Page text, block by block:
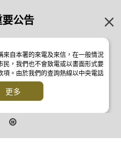
要公告
來自本署的來電及來信，在一般情況
民，我們也不會致電或以書面形式要
項。由於我們的查詢熱線以中央電話
示電話號碼 2835 2500 。如有疑
方反詐騙協調中心
覽以下新聞公報：
更多